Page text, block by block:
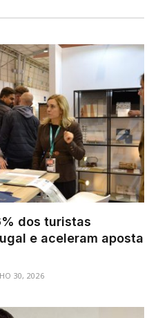
dos turistas
e aceleram aposta
30, 2026